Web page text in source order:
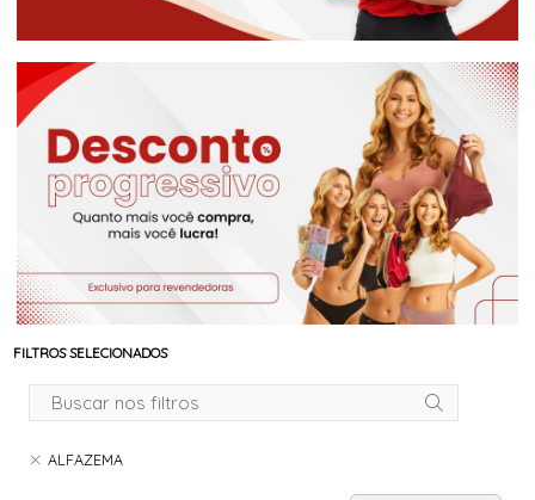
FILTROS SELECIONADOS
ALFAZEMA